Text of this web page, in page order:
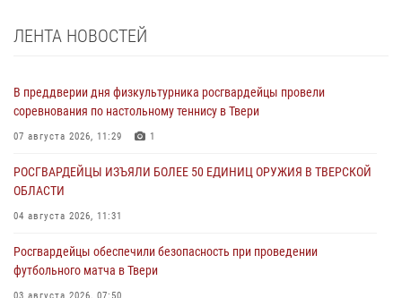
ЛЕНТА НОВОСТЕЙ
В преддверии дня физкультурника росгвардейцы провели
соревнования по настольному теннису в Твери
07 августа 2026, 11:29 1
РОСГВАРДЕЙЦЫ ИЗЪЯЛИ БОЛЕЕ 50 ЕДИНИЦ ОРУЖИЯ В ТВЕРСКОЙ
ОБЛАСТИ
04 августа 2026, 11:31
Росгвардейцы обеспечили безопасность при проведении
футбольного матча в Твери